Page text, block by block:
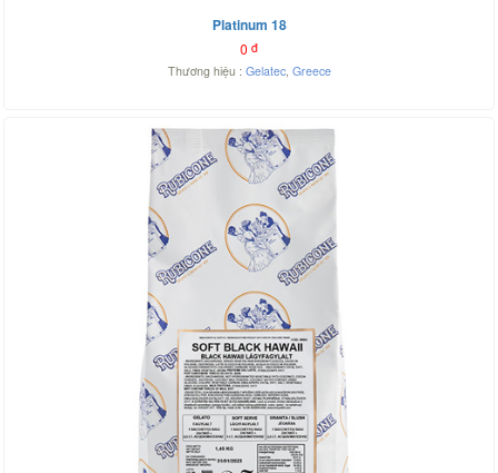
Platinum 18
0 đ
Thương hiệu : Gelatec, Greece